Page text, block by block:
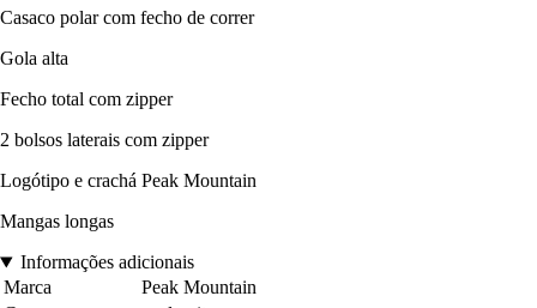
Casaco polar com fecho de correr
Gola alta
Fecho total com zipper
2 bolsos laterais com zipper
Logótipo e crachá Peak Mountain
Mangas longas
Informações adicionais
Marca
Peak Mountain